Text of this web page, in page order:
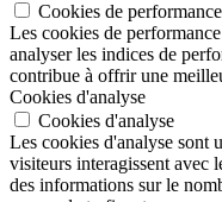
Cookies de performance
Les cookies de
analyser les indices de
contribue à offrir une
Cookies d'analyse
Cookies d'analyse
Les cookies d'analyse sont
visiteurs interagissent avec
des informations sur le